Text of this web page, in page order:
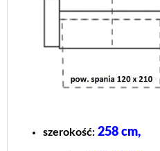
szerokość: 258 cm,